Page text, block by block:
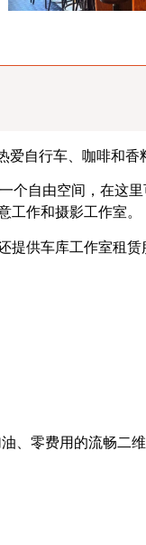
爱自行车、咖啡和香
个自由空间，在这
工作和摄影工作室。
供车库工作室租
、零费用的流畅二